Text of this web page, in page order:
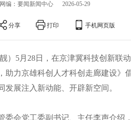
网编：要闻新闻中心 2026-05-29
分享 打印 手机网页版
）5月28日，在京津冀科技创新联
助力京雄科创人才科创走廊建设》
发展注入新动能、开辟新空间。
委会党工委副书记、主任李声介绍